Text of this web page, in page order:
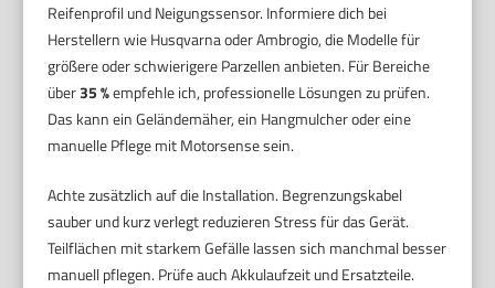
Reifenprofil und Neigungssensor. Informiere dich bei
Herstellern wie Husqvarna oder Ambrogio, die Modelle für
größere oder schwierigere Parzellen anbieten. Für Bereiche
über35 %empfehle ich, professionelle Lösungen zu prüfen.
Das kann ein Geländemäher, ein Hangmulcher oder eine
manuelle Pflege mit Motorsense sein.
Achte zusätzlich auf die Installation. Begrenzungskabel
sauber und kurz verlegt reduzieren Stress für das Gerät.
Teilflächen mit starkem Gefälle lassen sich manchmal besser
manuell pflegen. Prüfe auch Akkulaufzeit und Ersatzteile.